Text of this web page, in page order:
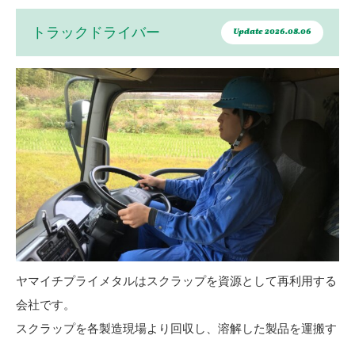
トラックドライバー Update 2026.08.06
ヤマイチプライメタルはスクラップを資源として再利用する
会社です。
スクラップを各製造現場より回収し、溶解した製品を運搬す